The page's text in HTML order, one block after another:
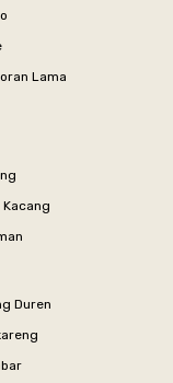
Lama
Kacang
Duren